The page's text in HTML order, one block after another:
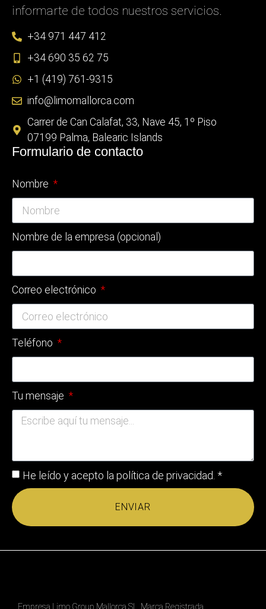
informarte de todos nuestros servicios.
+34 971 447 412
+34 690 35 62 75
+1 (419) 761-9315
info@limomallorca.com
Carrer de Can Calafat, 33, Nave 45, 1º Piso
07199 Palma, Balearic Islands
Formulario de contacto
Nombre
Nombre de la empresa (opcional)
Correo electrónico
Teléfono
Tu mensaje
He leído y acepto la política de privacidad . *
ENVIAR